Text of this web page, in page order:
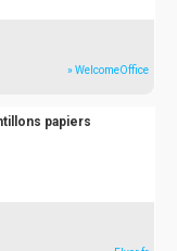
» WelcomeOffice
papiers